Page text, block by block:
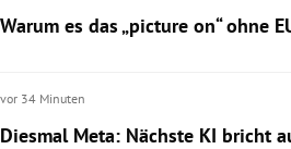
Untermenü
Untermenü
Warum es das „picture on“ ohne
vor 34 Minuten
Diesmal Meta: Nächste KI bricht